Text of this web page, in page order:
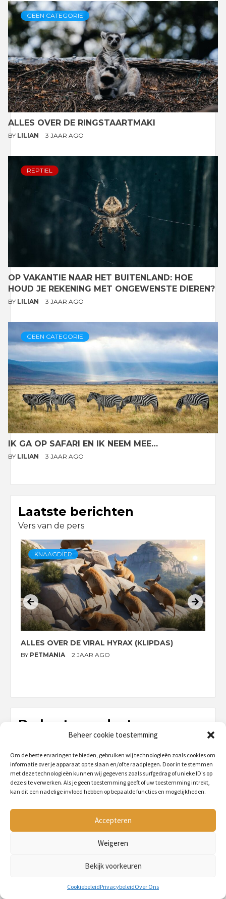
Beheer cookie toestemming
Om de beste ervaringen te bieden, gebruiken wij technologieën zoals cookies om
informatie over je apparaat op te slaan en/of te raadplegen. Door in te stemmen
met deze technologieën kunnen wij gegevens zoals surfgedrag of unieke ID's op
deze site verwerken. Als je geen toestemming geeft of uw toestemming intrekt,
kan dit een nadelige invloed hebben op bepaalde functies en mogelijkheden.
Accepteren
Weigeren
Bekijk voorkeuren
CookiebeleidPrivacybeleidOver Ons
GEEN CATEGORIE
ALLES OVER DE RINGSTAARTMAKI
BY LILIAN 3 JAAR AGO
REPTIEL
OP VAKANTIE NAAR HET BUITENLAND: HOE
HOUD JE REKENING MET ONGEWENSTE DIEREN?
BY LILIAN 3 JAAR AGO
GEEN CATEGORIE
IK GA OP SAFARI EN IK NEEM MEE…
BY LILIAN 3 JAAR AGO
Laatste berichten
Vers van de pers
KNAAGDIER
ALLES OVER DE VIRAL HYRAX (KLIPDAS)
BY PETMANIA 2 JAAR AGO
De beste producten voor
jouw dier
Contacteer ons
Cookiebeleid (EU)